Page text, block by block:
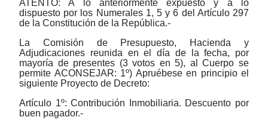
ATENTO: A lo anteriormente expuesto y a lo
dispuesto por los Numerales 1, 5 y 6 del Artículo 297
de la Constitución de la República.-
La Comisión de Presupuesto, Hacienda y
Adjudicaciones reunida en el día de la fecha, por
mayoría de presentes (3 votos en 5), al Cuerpo se
permite ACONSEJAR: 1º) Apruébese en principio el
siguiente Proyecto de Decreto:
Artículo 1º: Contribución Inmobiliaria. Descuento por
buen pagador.-